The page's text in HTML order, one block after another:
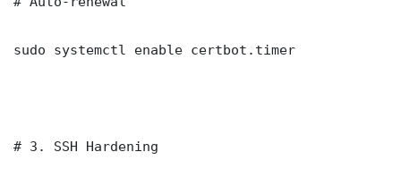
sudo systemctl enable certbot.timer
# 3. SSH Hardening